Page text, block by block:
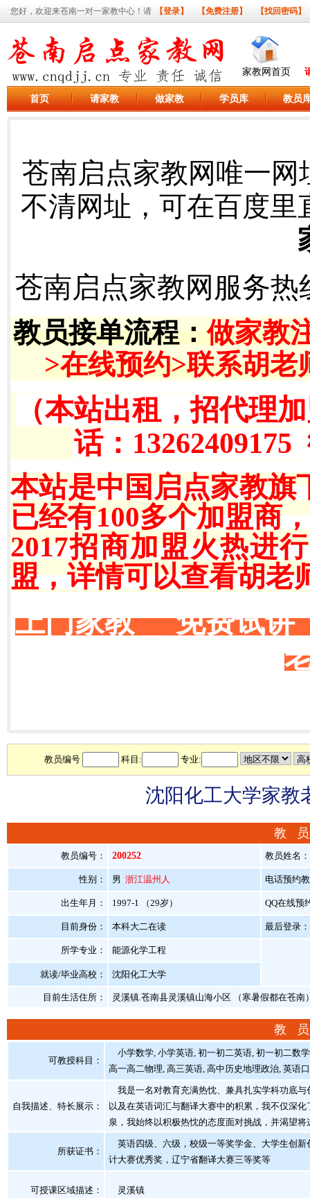
您好，欢迎来苍南一对一家教中心！请 【登录】 【免费注册】 【找回密码】
家教网首页
首页 请家教 做家教 学员库 教员
苍南启点家教网唯一网
不清网址，可在百度里
苍南启点家教网服务热
教员接单流程 ：做家教
>在线预约>联系胡老
（本站出租，招代理
话：
本站是中国启点家教旗
已经有100多个加盟商
2017招商加盟火热进
盟，详情可以查看胡老
上门家教 免费试讲
教员编号 科目: 专业:
沈阳化工大学家
教
教员编号： 200252 教员姓名
性别： 男 浙江温州人 电话预约
出生年月： 1997-1 （29岁） QQ在线预
目前身份： 本科大二在读 最后登录
所学专业： 能源化学工程
就读/毕业高校： 沈阳化工大学
目前生活住所： 灵溪镇.苍南县灵溪镇山海小区 （寒暑假都在苍南
教
可教授科目：
小学数学, 小学英语, 初一初二英语, 初一初二数
高一高二物理, 高三英语, 高中历史地理政治, 英语
自我描述、特长展示 ：
我是一名对教育充满热忱、兼具扎实学科功底与
以及在英语词汇与翻译大赛中的积累，我不仅深
泉，我始终以积极热忱的态度面对挑战，并渴望
所获证书 ：
英语四级、六级，校级一等奖学金、大学生创
计大赛优秀奖，辽宁省翻译大赛三等奖等
可授课区域描述： 灵溪镇